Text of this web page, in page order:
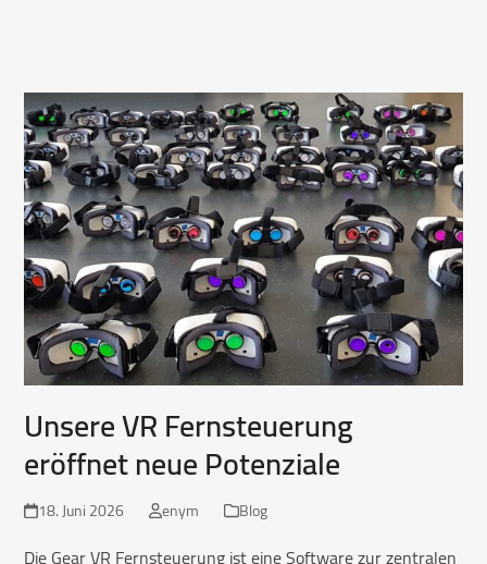
Unsere VR Fernsteuerung
eröffnet neue Potenziale
18. Juni 2026 enym Blog
Die Gear VR Fernsteuerung ist eine Software zur zentralen